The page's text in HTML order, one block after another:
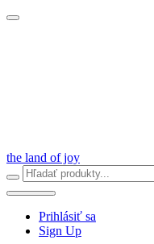
the land of joy
Prihlásiť sa
Sign Up